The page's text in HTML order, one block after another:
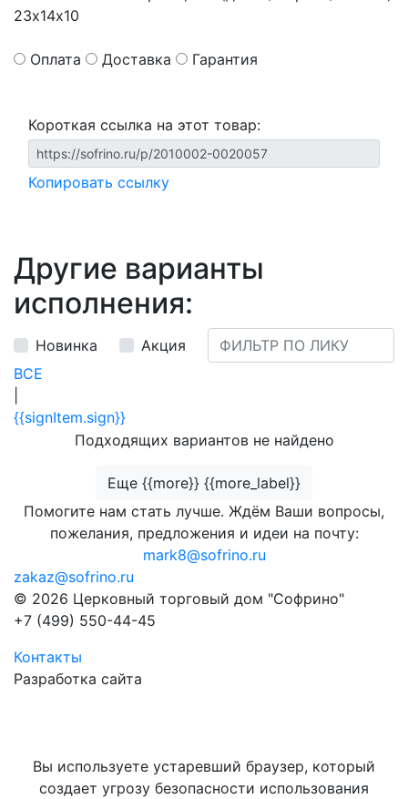
23х14х10
Оплата Доставка Гарантия
Короткая ссылка на этот товар:
Копировать ссылку
Другие варианты
исполнения:
Новинка
Акция
ВСЕ
{{signItem.sign}}
Подходящих вариантов не найдено
Еще {{more}} {{more_label}}
Помогите нам стать лучше. Ждём Ваши вопросы,
пожелания, предложения и идеи на почту:
mark8@sofrino.ru
zakaz@sofrino.ru
© 2026 Церковный торговый дом "Софрино"
+7 (499) 550-44-45
Контакты
Разработка сайта
Вы используете устаревший браузер, который
создает угрозу безопасности использования